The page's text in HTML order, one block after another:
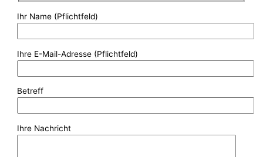
Ihr Name (Pflichtfeld)
Ihre E-Mail-Adresse (Pflichtfeld)
Betreff
Ihre Nachricht